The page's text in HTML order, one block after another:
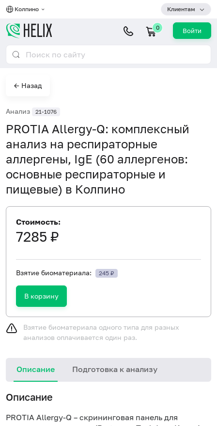
Колпино Клиентам
0 Войти
← Назад
Анализ 21-1076
PROTIA Allergy-Q: комплексный
анализ на респираторные
аллергены, IgE (60 аллергенов:
основные респираторные и
пищевые) в Колпино
Стоимость:
7285 ₽
Взятие биоматериала: 245 ₽
В корзину
Взятие биоматериала одного типа для разных
анализов оплачивается один раз.
Описание Подготовка к анализу
Описание
PROTIA Allergy-Q – скрининговая панель для